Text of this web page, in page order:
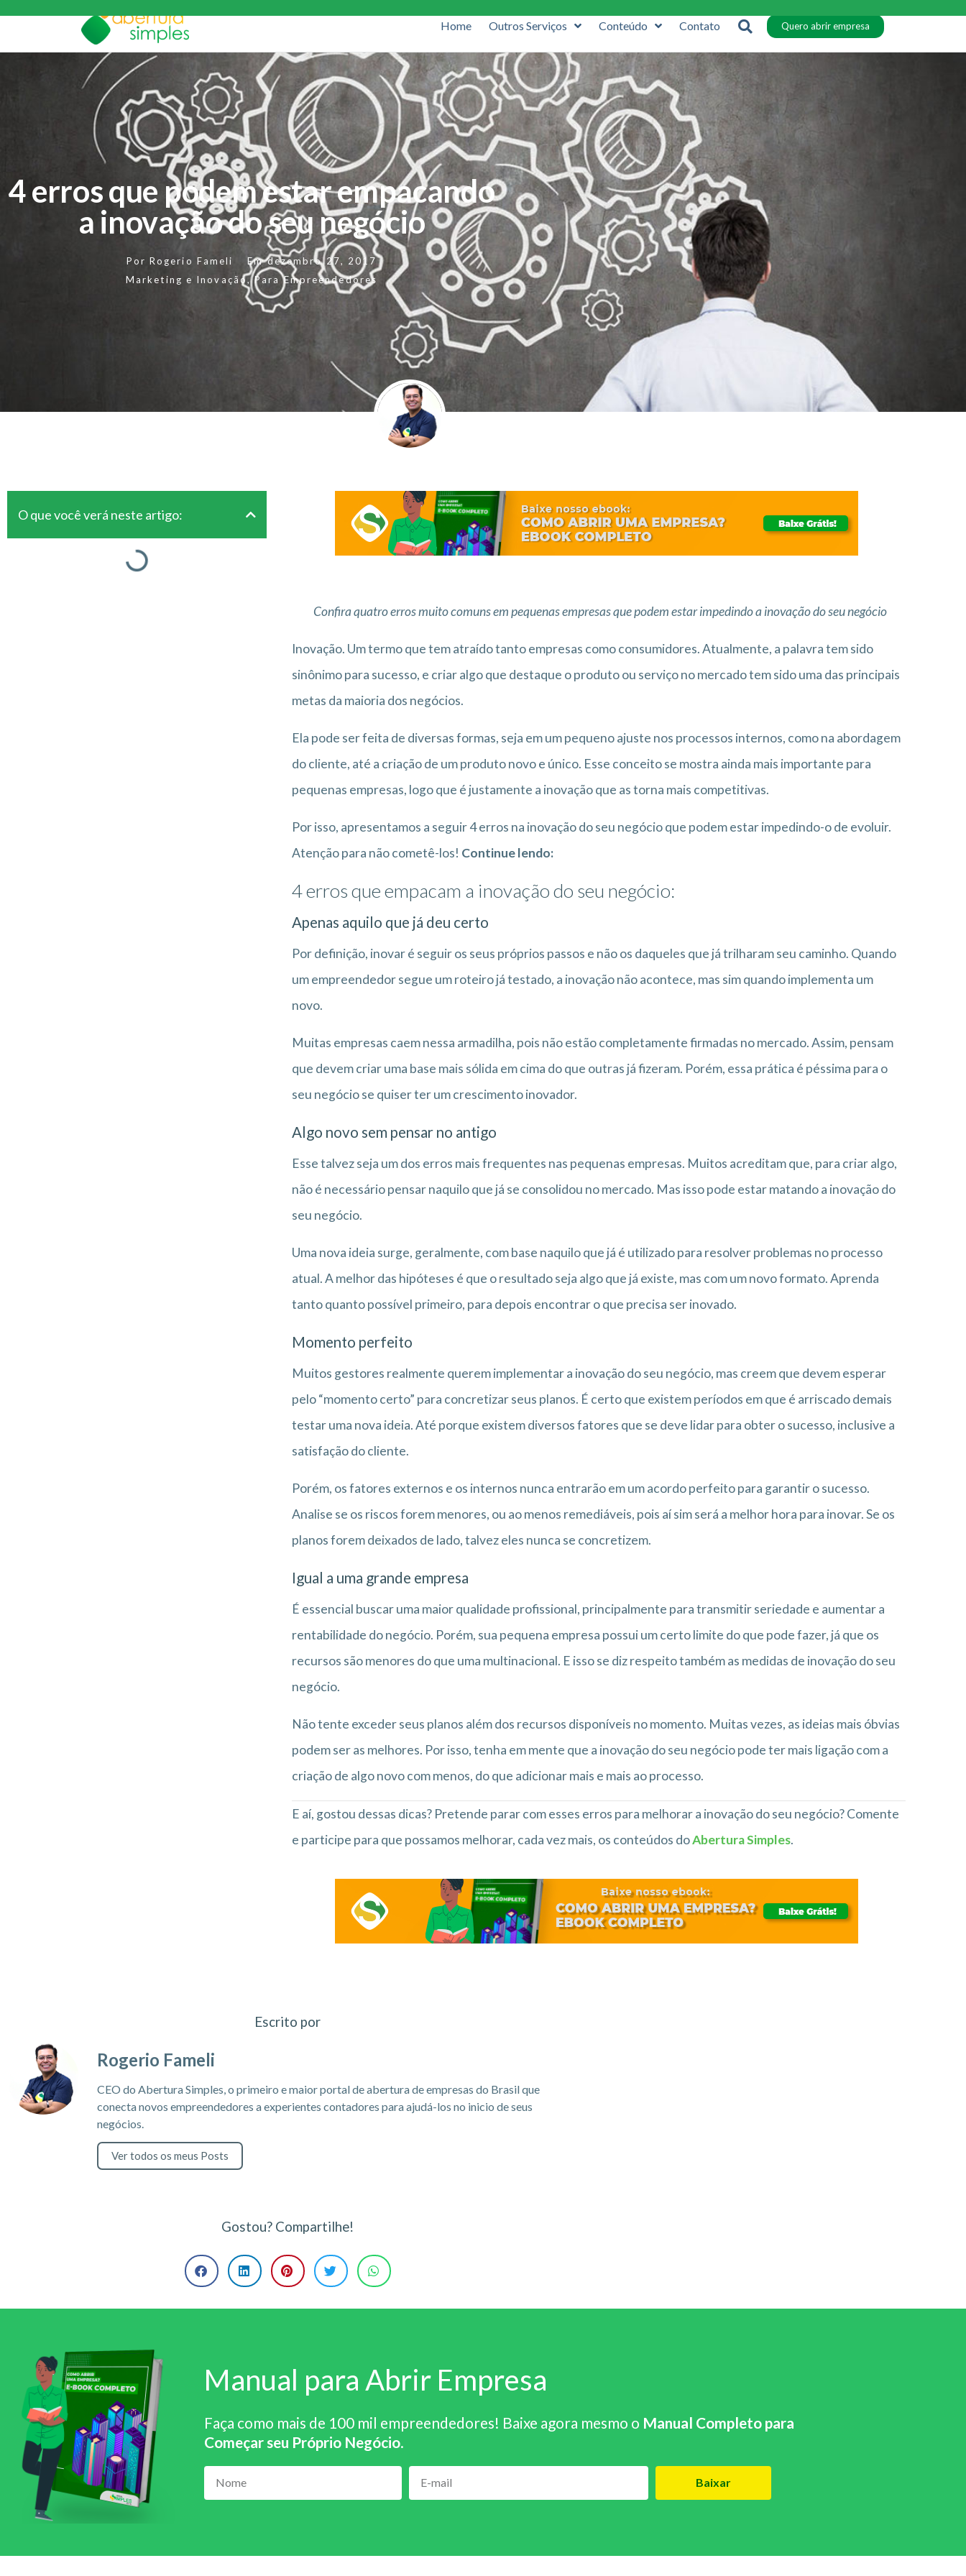
Home Outros Serviços Conteúdo Contato Quero abrir empresa
4 erros que podem estar empacando
a inovação do seu negócio
Por Rogerio Fameli Em dezembro 27, 2017
Marketing e Inovação,Para Empreendedores
O que você verá neste artigo:
Confira quatro erros muito comuns em pequenas empresas que podem estar impedindo a inovação do seu negócio
Inovação. Um termo que tem atraído tanto empresas como consumidores. Atualmente, a palavra tem sido
sinônimo para sucesso, e criar algo que destaque o produto ou serviço no mercado tem sido uma das principais
metas da maioria dos negócios.
Ela pode ser feita de diversas formas, seja em um pequeno ajuste nos processos internos, como na abordagem
do cliente, até a criação de um produto novo e único. Esse conceito se mostra ainda mais importante para
pequenas empresas, logo que é justamente a inovação que as torna mais competitivas.
Por isso, apresentamos a seguir 4 erros na inovação do seu negócio que podem estar impedindo-o de evoluir.
Atenção para não cometê-los! Continue lendo:
4 erros que empacam a inovação do seu negócio:
Apenas aquilo que já deu certo
Por definição, inovar é seguir os seus próprios passos e não os daqueles que já trilharam seu caminho. Quando
um empreendedor segue um roteiro já testado, a inovação não acontece, mas sim quando implementa um
novo.
Muitas empresas caem nessa armadilha, pois não estão completamente firmadas no mercado. Assim, pensam
que devem criar uma base mais sólida em cima do que outras já fizeram. Porém, essa prática é péssima para o
seu negócio se quiser ter um crescimento inovador.
Algo novo sem pensar no antigo
Esse talvez seja um dos erros mais frequentes nas pequenas empresas. Muitos acreditam que, para criar algo,
não é necessário pensar naquilo que já se consolidou no mercado. Mas isso pode estar matando a inovação do
seu negócio.
Uma nova ideia surge, geralmente, com base naquilo que já é utilizado para resolver problemas no processo
atual. A melhor das hipóteses é que o resultado seja algo que já existe, mas com um novo formato. Aprenda
tanto quanto possível primeiro, para depois encontrar o que precisa ser inovado.
Momento perfeito
Muitos gestores realmente querem implementar a inovação do seu negócio, mas creem que devem esperar
pelo “momento certo” para concretizar seus planos. É certo que existem períodos em que é arriscado demais
testar uma nova ideia. Até porque existem diversos fatores que se deve lidar para obter o sucesso, inclusive a
satisfação do cliente.
Porém, os fatores externos e os internos nunca entrarão em um acordo perfeito para garantir o sucesso.
Analise se os riscos forem menores, ou ao menos remediáveis, pois aí sim será a melhor hora para inovar. Se os
planos forem deixados de lado, talvez eles nunca se concretizem.
Igual a uma grande empresa
É essencial buscar uma maior qualidade profissional, principalmente para transmitir seriedade e aumentar a
rentabilidade do negócio. Porém, sua pequena empresa possui um certo limite do que pode fazer, já que os
recursos são menores do que uma multinacional. E isso se diz respeito também as medidas de inovação do seu
negócio.
Não tente exceder seus planos além dos recursos disponíveis no momento. Muitas vezes, as ideias mais óbvias
podem ser as melhores. Por isso, tenha em mente que a inovação do seu negócio pode ter mais ligação com a
criação de algo novo com menos, do que adicionar mais e mais ao processo.
E aí, gostou dessas dicas? Pretende parar com esses erros para melhorar a inovação do seu negócio? Comente
e participe para que possamos melhorar, cada vez mais, os conteúdos doAbertura Simples.
Escrito por
Rogerio Fameli
CEO do Abertura Simples, o primeiro e maior portal de abertura de empresas do Brasil que
conecta novos empreendedores a experientes contadores para ajudá-los no inicio de seus
negócios.
Ver todos os meus Posts
Gostou? Compartilhe!
Manual para Abrir Empresa
Faça como mais de 100 mil empreendedores! Baixe agora mesmo o Manual Completo para
Começar seu Próprio Negócio.
Baixar